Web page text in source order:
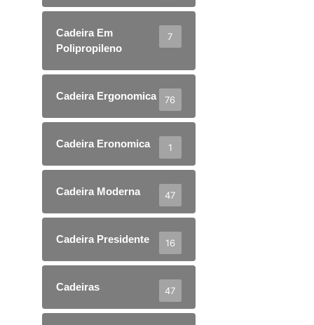
Cadeira Em
Polipropileno
7
Cadeira Ergonomica 76
Cadeira Eronomica 1
Cadeira Moderna 47
Cadeira Presidente 16
Cadeiras 47